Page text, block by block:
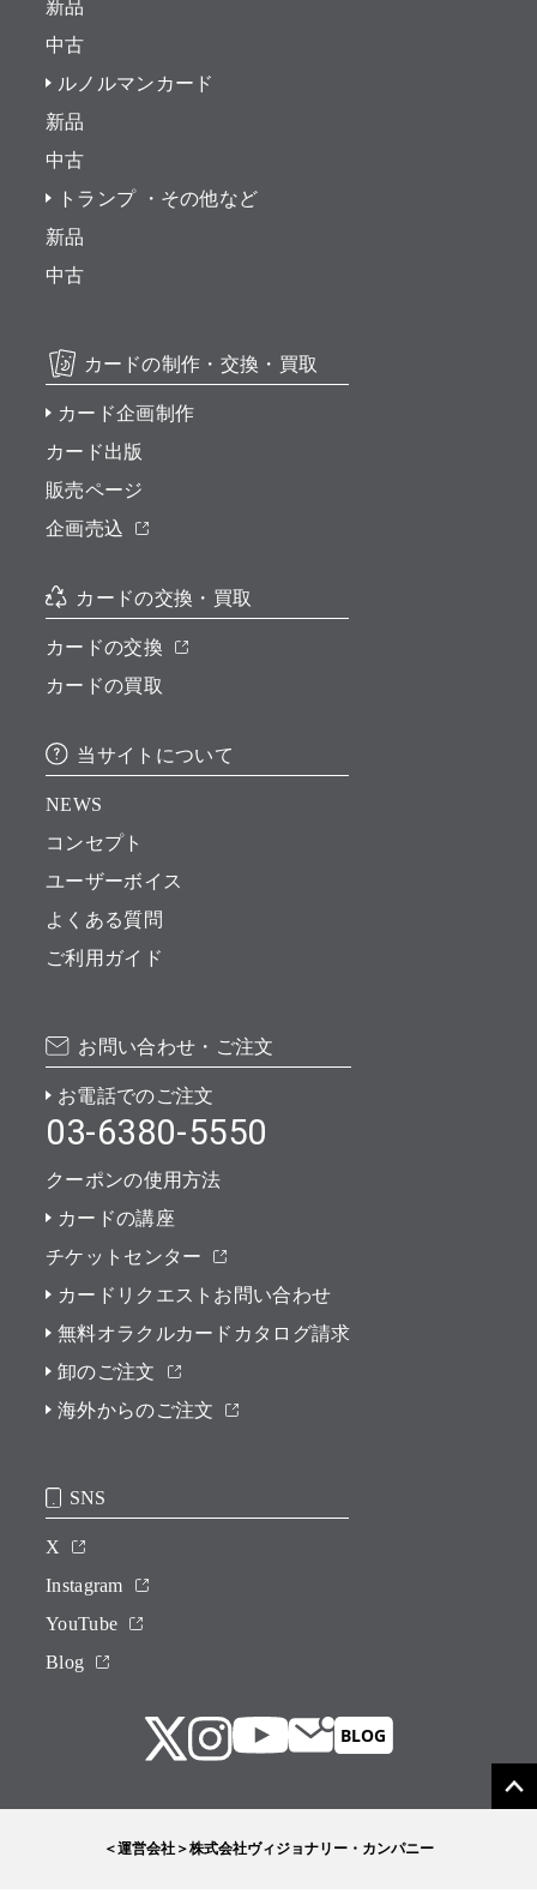
新品
中古
ルノルマンカード
新品
中古
トランプ ・その他など
新品
中古
カードの制作・交換・買取
カード企画制作
カード出版
販売ページ
企画売込
カードの交換・買取
カードの交換
カードの買取
当サイトについて
NEWS
コンセプト
ユーザーボイス
よくある質問
ご利用ガイド
お問い合わせ・ご注文
お電話でのご注文
03-6380-5550
クーポンの使用方法
カードの講座
チケットセンター
カードリクエストお問い合わせ
無料オラクルカードカタログ請求
卸のご注文
海外からのご注文
SNS
X
Instagram
YouTube
Blog
＜運営会社＞株式会社ヴィジョナリー・カンパニー